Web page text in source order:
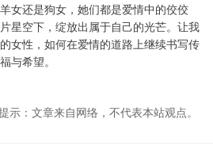
女还是狗女，她们都是爱情中的佼佼
星空下，绽放出属于自己的光芒。让我
女性，如何在爱情的道路上继续书写传
与希望。
示：文章来自网络，不代表本站观点。